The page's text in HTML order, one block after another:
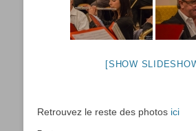
[SHOW
Retrouvez le reste des photos ici